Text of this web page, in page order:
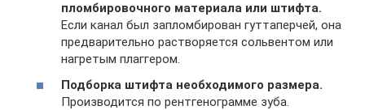
пломбировочного материала или штифта.
Если канал был запломбирован гуттаперчей, она
предварительно растворяется сольвентом или
нагретым плаггером.
Подборка штифта необходимого размера.
Производится по рентгенограмме зуба.